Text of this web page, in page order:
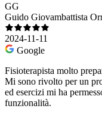
GG
Guido Giovambattista
2024-11-11
Google
Fisioterapista molto
Mi sono rivolto per un
ed esercizi mi ha
funzionalità.